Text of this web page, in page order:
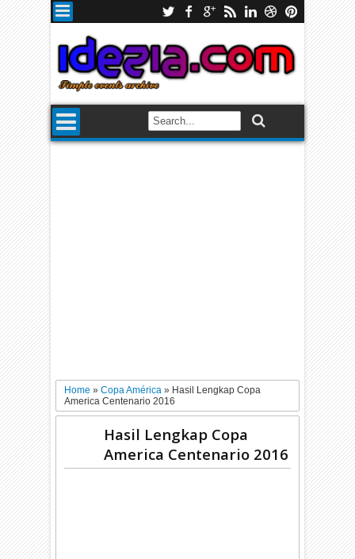
Home»Copa América» Hasil Lengkap Copa
America Centenario 2016
Hasil Lengkap Copa
America Centenario 2016